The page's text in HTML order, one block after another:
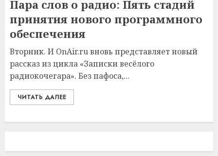
Пара слов о радио: Пять стадий
принятия нового программного
обеспечения
Вторник. И OnAir.ru вновь представляет новый
рассказ из цикла «Записки весёлого
радиокочегара». Без пафоса,...
ЧИТАТЬ ДАЛЕЕ